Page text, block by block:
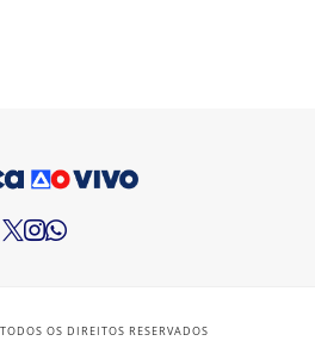
OS DIREITOS RESERVADOS